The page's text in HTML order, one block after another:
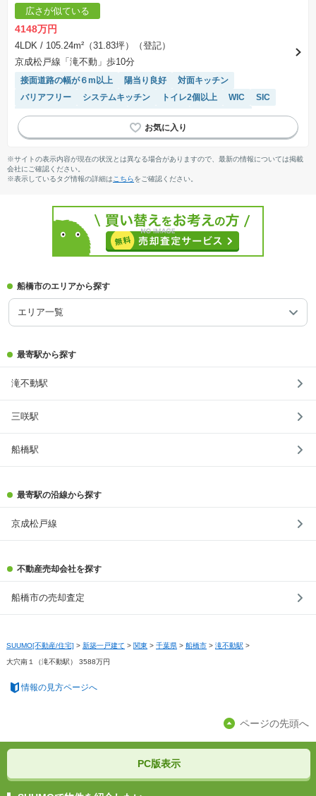
広さが似ている
4148万円
4LDK / 105.24m²（31.83坪）（登記）
京成松戸線「滝不動」歩10分
接面道路の幅が６m以上 陽当り良好
対面キッチン
バリアフリー
システムキッチン トイレ2個以上 WIC
SIC
モニター付きインターホン
閑静な住宅地
温水洗浄便座
浴室乾燥機
※サイトの表示内容が現在の状況とは異なる場合がありますので、最新の情報については掲載
会社にご確認ください。
※表示しているタグ情報の詳細は こちらをご確認ください。
船橋市のエリアから探す
エリア一覧
最寄駅から探す
滝不動駅
三咲駅
船橋駅
最寄駅の沿線から探す
京成松戸線
不動産売却会社を探す
船橋市の売却査定
SUUMO[不動産/住宅] > 新築一戸建て > 関東 > 千葉県 > 船橋市 > 滝不動駅 >
大穴南１（滝不動駅） 3588万円
情報の見方ページへ
ページの先頭へ
PC版表示